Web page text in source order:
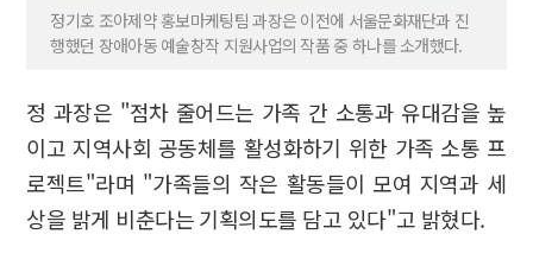
정기호 조아제약 홍보마케팅팀 과장은 이전에 서울문화재단과 진
행했던 장애아동 예술창작 지원사업의 작품 중 하나를 소개했다.
정 과장은 "점차 줄어드는 가족 간 소통과 유대감을 높
이고 지역사회 공동체를 활성화하기 위한 가족 소통 프
로젝트"라며 "가족들의 작은 활동들이 모여 지역과 세
상을 밝게 비춘다는 기획의도를 담고 있다"고 밝혔다.